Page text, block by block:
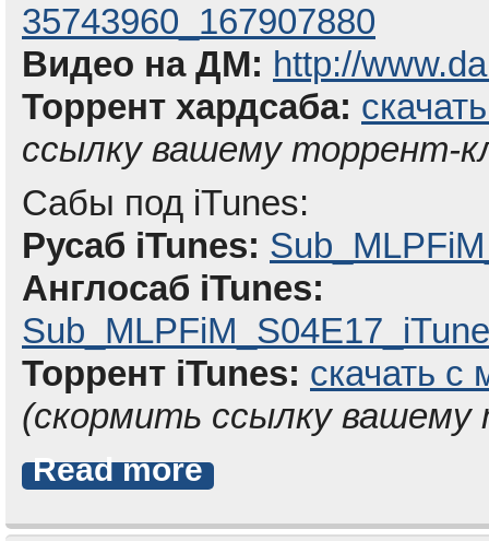
35743960_167907880
Видео на ДМ: http://
Торрент хардсаба:
ссылку вашему торрент-
Сабы под iTunes:
Русаб iTunes:
Англосаб iTunes:
Торрент iTunes: скачать с
(скормить ссылку
Read more